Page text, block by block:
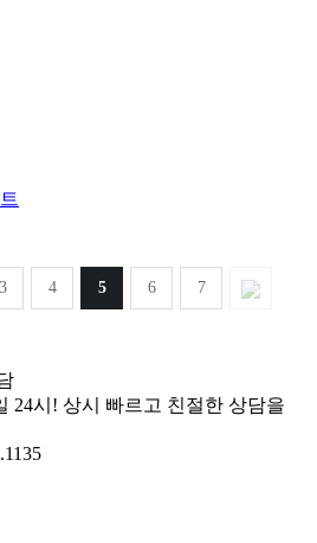
3 4 5 6 7
24시! 상시 빠르고 친절한 상담을